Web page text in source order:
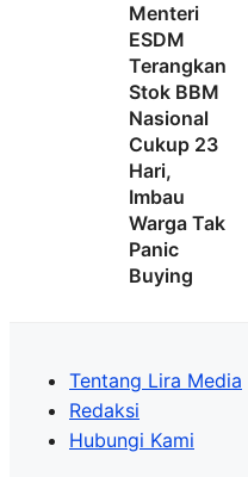
Menteri
ESDM
Terangkan
Stok BBM
Nasional
Cukup 23
Hari,
Imbau
Warga Tak
Panic
Buying
Tentang Lira Media
Redaksi
Hubungi Kami